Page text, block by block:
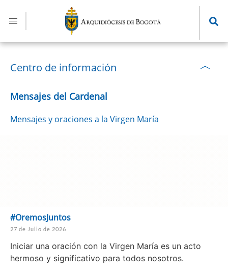
contenido
principal
Centro de información
Mensajes del Cardenal
Mensajes y oraciones a la Virgen María
#OremosJuntos
27 de Julio de 2026
Iniciar una oración con la Virgen María es un acto
hermoso y significativo para todos nosotros.